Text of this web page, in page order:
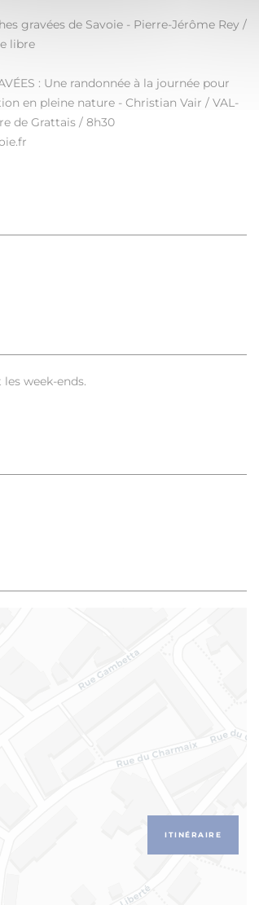
gravées de Savoie - Pierre-Jérôme Rey /
libre
: Une randonnée à la journée pour
en pleine nature - Christian Vair / VAL-
de Grattais / 8h30
week-ends.
ITINÉRAIRE